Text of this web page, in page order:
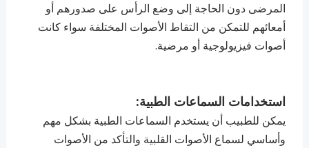
المرضى دون الحاجة إلى وضع الرأس على صدورهم أو
أمعائهم للتمكن من التقاط الأصوات المختلفة سواء كانت
أصوات فيزيولوجية أو مرضية.
استخدامات السماعات الطبية:
يمكن للطبيب أن يستخدم السماعات الطبية بشكل مهم
وأساسي لسماع الأصوات القلبية والتأكد من الأصوات